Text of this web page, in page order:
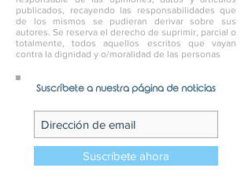
publicados, recayendo las responsabilidades que
de los mismos se pudieran derivar sobre sus
autores. Se reserva el derecho de suprimir, parcial o
totalmente, todos aquellos escritos que vayan
contra la dignidad y o/moralidad de las personas
Suscríbete a nuestra página de noticias
Suscríbete ahora